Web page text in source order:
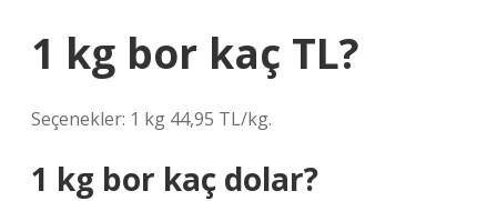
1 kg bor kaç TL?
Seçenekler: 1 kg 44,95 TL/kg.
1 kg bor kaç dolar?